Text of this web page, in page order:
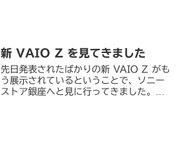
新 VAIO Z を見てきました
先日発表されたばかりの新 VAIO Z がも
う展示されているということで、ソニー
ストア銀座へと見に行ってきました。